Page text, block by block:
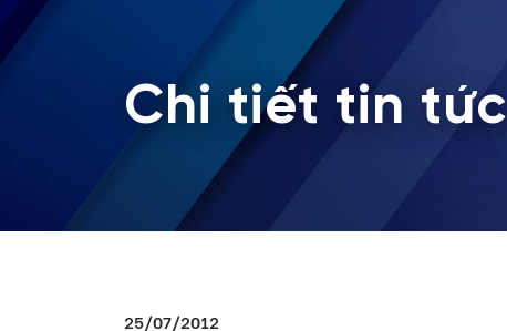
Chi tiết tin tức
25/07/2012